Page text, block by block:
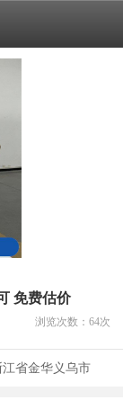
免费估价
浏览次数： 64次
江省金华义乌市